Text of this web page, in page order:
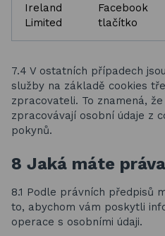
Ireland
Limited
Facebook
tlačítko
7.4 V ostatních případech
služby na základě cookies
zpracovateli. To znamená,
zpracovávají osobní údaje z
pokynů.
8 Jaká máte práva
8.1 Podle právních předpisů
to, abychom vám poskytli
operace s osobními údaji.